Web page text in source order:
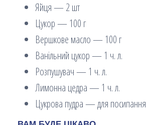
Яйця — 2 шт
Цукор — 100 г
Вершкове масло — 100 г
Ванільний цукор — 1 ч. л.
Розпушувач — 1 ч. л.
Лимонна цедра — 1 ч. л.
Цукрова пудра — для посипання